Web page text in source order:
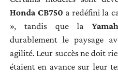
Honda CB750 a redéfini la
», tandis que la
durablement le paysage
agilité. Leur succès ne doit
étaient en avance sur leur